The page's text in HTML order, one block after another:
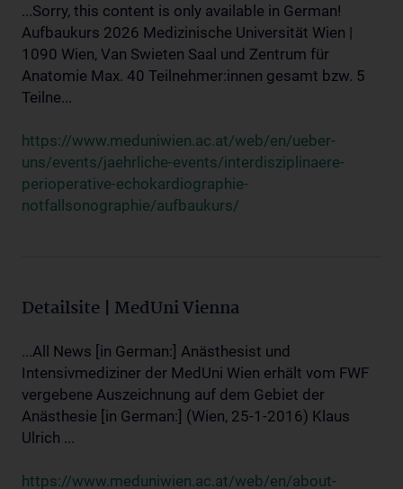
...Sorry, this content is only available in German!
Aufbaukurs 2026 Medizinische Universität Wien |
1090 Wien, Van Swieten Saal und Zentrum für
Anatomie Max. 40 Teilnehmer:innen gesamt bzw. 5
Teilne...
https://www.meduniwien.ac.at/web/en/ueber-
uns/events/jaehrliche-events/interdisziplinaere-
perioperative-echokardiographie-
notfallsonographie/aufbaukurs/
Detailsite | MedUni Vienna
...All News [in German:] Anästhesist und
Intensivmediziner der MedUni Wien erhält vom FWF
vergebene Auszeichnung auf dem Gebiet der
Anästhesie [in German:] (Wien, 25-1-2016) Klaus
Ulrich ...
https://www.meduniwien.ac.at/web/en/about-